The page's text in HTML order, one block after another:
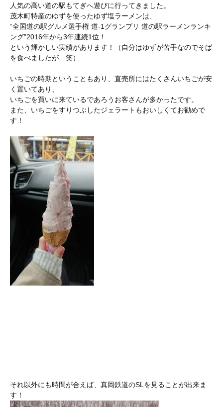
人気の高い道の駅もてぎへ遊びに行ってきました。
茂木町特産のゆずを使ったゆず塩ラーメンは、
“全国道の駅グルメ選手権 道-1グランプリ 道の駅ラーメンランキ
ング”2016年から3年連続1位！
という輝かしい実績があります！（自分はゆずが苦手なのでそば
を食べましたが…笑）
いちごの時期ということもあり、直売所にはたくさんいちごが安
く置いてあり、
いちごを買いに来ているであろうお客さんが多かったです。
また、いちごをすりつぶしたジェラートもおいしくてお勧めで
す！
それ以外にも時間が合えば、真岡鉄道のSLを見ることが出来ま
す！